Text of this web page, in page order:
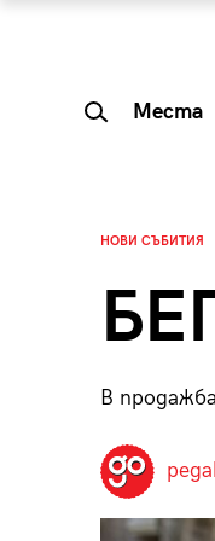
Места
НОВИ СЪБИТИЯ
В